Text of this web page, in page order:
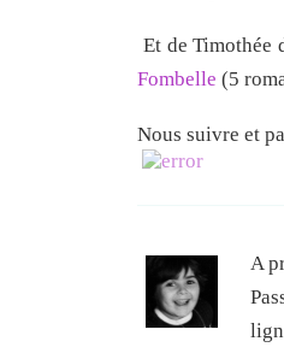
Et de Timothée
Fombelle (5
Nous suivre et
A